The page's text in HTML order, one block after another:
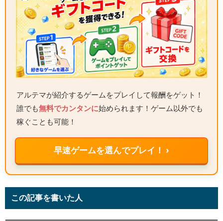
アルテマが紹介するゲームをプレイして報酬をゲット！
誰でも無料でカンタンに始められます！ゲーム以外でも
稼ぐことも可能！
早速ゲームを選んでプレイ！ ›
この記事を書いた人